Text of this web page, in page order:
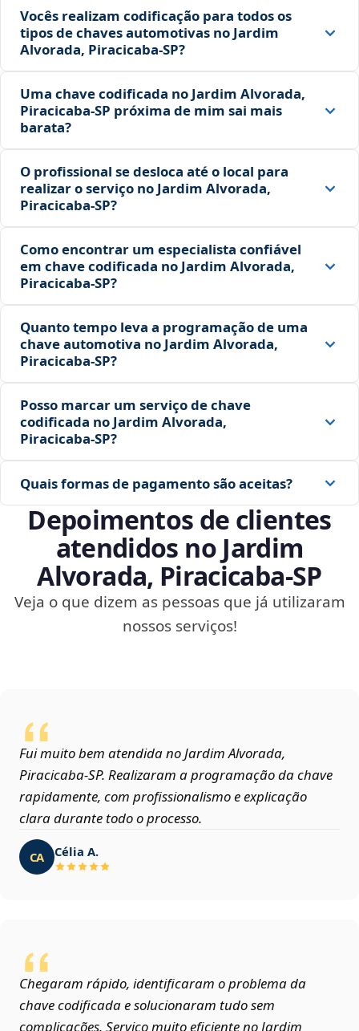
Vocês realizam codificação para todos os
tipos de chaves automotivas no Jardim
Alvorada, Piracicaba‑SP?
Uma chave codificada no Jardim Alvorada,
Piracicaba‑SP próxima de mim sai mais
barata?
O profissional se desloca até o local para
realizar o serviço no Jardim Alvorada,
Piracicaba‑SP?
Como encontrar um especialista confiável
em chave codificada no Jardim Alvorada,
Piracicaba‑SP?
Quanto tempo leva a programação de uma
chave automotiva no Jardim Alvorada,
Piracicaba‑SP?
Posso marcar um serviço de chave
codificada no Jardim Alvorada,
Piracicaba‑SP?
Quais formas de pagamento são aceitas?
Depoimentos de clientes
atendidos no Jardim
Alvorada, Piracicaba‑SP
Veja o que dizem as pessoas que já utilizaram
nossos serviços!
Fui muito bem atendida no Jardim Alvorada,
Piracicaba‑SP. Realizaram a programação da chave
rapidamente, com profissionalismo e explicação
clara durante todo o processo.
CA Célia A.
Chegaram rápido, identificaram o problema da
chave codificada e solucionaram tudo sem
complicações. Serviço muito eficiente no Jardim